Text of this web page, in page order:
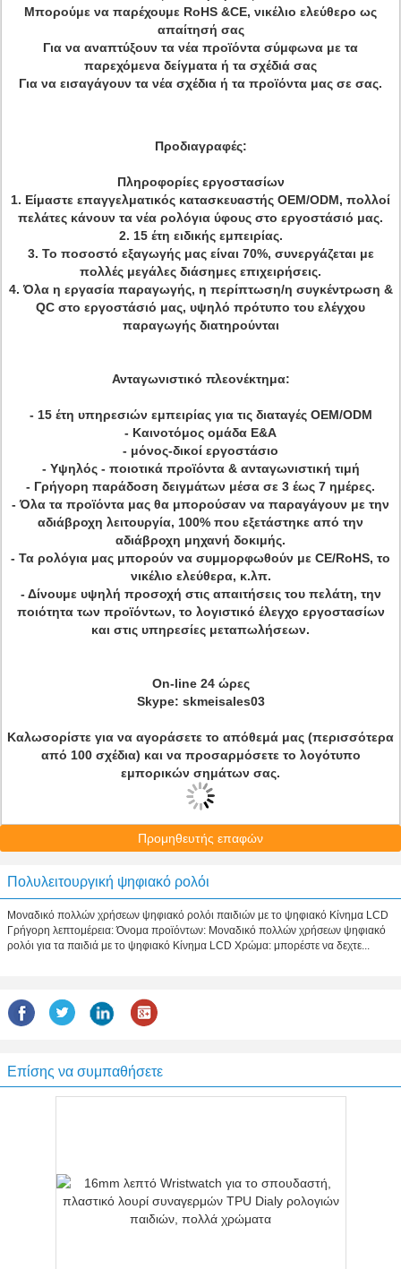
Μπορούμε να παρέχουμε RoHS &CE, νικέλιο ελεύθερο ως
απαίτησή σας
Για να αναπτύξουν τα νέα προϊόντα σύμφωνα με τα
παρεχόμενα δείγματα ή τα σχέδιά σας
Για να εισαγάγουν τα νέα σχέδια ή τα προϊόντα μας σε σας.
Προδιαγραφές:
Πληροφορίες εργοστασίων
1. Είμαστε επαγγελματικός κατασκευαστής OEM/ODM, πολλοί
πελάτες κάνουν τα νέα ρολόγια ύφους στο εργοστάσιό μας.
2. 15 έτη ειδικής εμπειρίας.
3. Το ποσοστό εξαγωγής μας είναι 70%, συνεργάζεται με
πολλές μεγάλες διάσημες επιχειρήσεις.
4.Όλα η εργασία παραγωγής, η περίπτωση/η συγκέντρωση &
QC στο εργοστάσιό μας, υψηλό πρότυπο του ελέγχου
παραγωγής διατηρούνται
Ανταγωνιστικό πλεονέκτημα:
- 15 έτη υπηρεσιών εμπειρίας για τις διαταγές OEM/ODM
- Καινοτόμος ομάδα Ε&Α
- μόνος-δικοί εργοστάσιο
- Υψηλός - ποιοτικά προϊόντα & ανταγωνιστική τιμή
- Γρήγορη παράδοση δειγμάτων μέσα σε 3 έως 7 ημέρες.
- Όλα τα προϊόντα μας θα μπορούσαν να παραγάγουν με την
αδιάβροχη λειτουργία, 100% που εξετάστηκε από την
αδιάβροχη μηχανή δοκιμής.
- Τα ρολόγια μας μπορούν να συμμορφωθούν με CE/RoHS, το
νικέλιο ελεύθερα, κ.λπ.
- Δίνουμε υψηλή προσοχή στις απαιτήσεις του πελάτη, την
ποιότητα των προϊόντων, το λογιστικό έλεγχο εργοστασίων
και στις υπηρεσίες μεταπωλήσεων.
On-line 24 ώρες
Skype: skmeisales03
Καλωσορίστε για να αγοράσετε το απόθεμά μας (περισσότερα
από 100 σχέδια) και να προσαρμόσετε το λογότυπο
εμπορικών σημάτων σας.
Προμηθευτής επαφών
Πολυλειτουργική ψηφιακό ρολόι
Μοναδικό πολλών χρήσεων ψηφιακό ρολόι παιδιών με το ψηφιακό Κίνημα LCD
Γρήγορη λεπτομέρεια: Όνομα προϊόντων: Μοναδικό πολλών χρήσεων ψηφιακό
ρολόι για τα παιδιά με το ψηφιακό Κίνημα LCD Χρώμα: μπορέστε να δεχτε...
Επίσης να συμπαθήσετε